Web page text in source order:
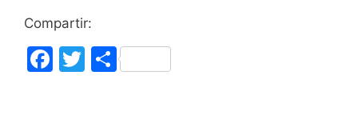
Compartir:
F
T C